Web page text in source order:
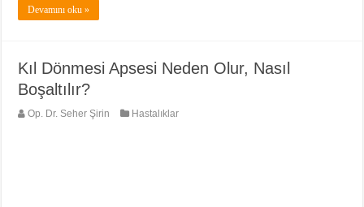
Devamını oku »
Kıl Dönmesi Apsesi Neden Olur, Nasıl
Boşaltılır?
Op. Dr. Seher Şirin Hastalıklar